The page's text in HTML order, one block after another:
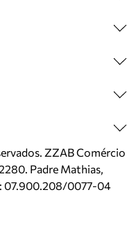
ZZAB Comércio
Padre Mathias,
07.900.208/0077-04